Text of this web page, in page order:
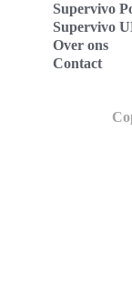
Supervivo
Supervivo
Over ons
Contact